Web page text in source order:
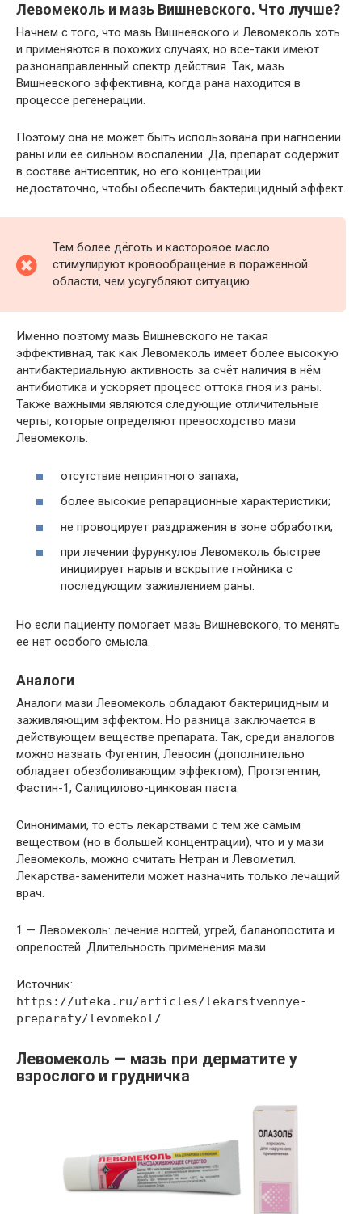
Левомеколь и мазь Вишневского. Что лучше?
Начнем с того, что мазь Вишневского и Левомеколь хоть
и применяются в похожих случаях, но все-таки имеют
разнонаправленный спектр действия. Так, мазь
Вишневского эффективна, когда рана находится в
процессе регенерации.
Поэтому она не может быть использована при нагноении
раны или ее сильном воспалении. Да, препарат содержит
в составе антисептик, но его концентрации
недостаточно, чтобы обеспечить бактерицидный эффект.
Тем более дёготь и касторовое масло
стимулируют кровообращение в пораженной
области, чем усугубляют ситуацию.
Именно поэтому мазь Вишневского не такая
эффективная, так как Левомеколь имеет более высокую
антибактериальную активность за счёт наличия в нём
антибиотика и ускоряет процесс оттока гноя из раны.
Также важными являются следующие отличительные
черты, которые определяют превосходство мази
Левомеколь:
отсутствие неприятного запаха;
более высокие репарационные характеристики;
не провоцирует раздражения в зоне обработки;
при лечении фурункулов Левомеколь быстрее
инициирует нарыв и вскрытие гнойника с
последующим заживлением раны.
Но если пациенту помогает мазь Вишневского, то менять
ее нет особого смысла.
Аналоги
Аналоги мази Левомеколь обладают бактерицидным и
заживляющим эффектом. Но разница заключается в
действующем веществе препарата. Так, среди аналогов
можно назвать Фугентин, Левосин (дополнительно
обладает обезболивающим эффектом), Протэгентин,
Фастин-1, Салицилово-цинковая паста.
Синонимами, то есть лекарствами с тем же самым
веществом (но в большей концентрации), что и у мази
Левомеколь, можно считать Нетран и Левометил.
Лекарства-заменители может назначить только лечащий
врач.
1 — Левомеколь: лечение ногтей, угрей, баланопостита и
опрелостей. Длительность применения мази
Источник:
https://uteka.ru/articles/lekarstvennye-
preparaty/levomekol/
Левомеколь — мазь при дерматите у
взрослого и грудничка